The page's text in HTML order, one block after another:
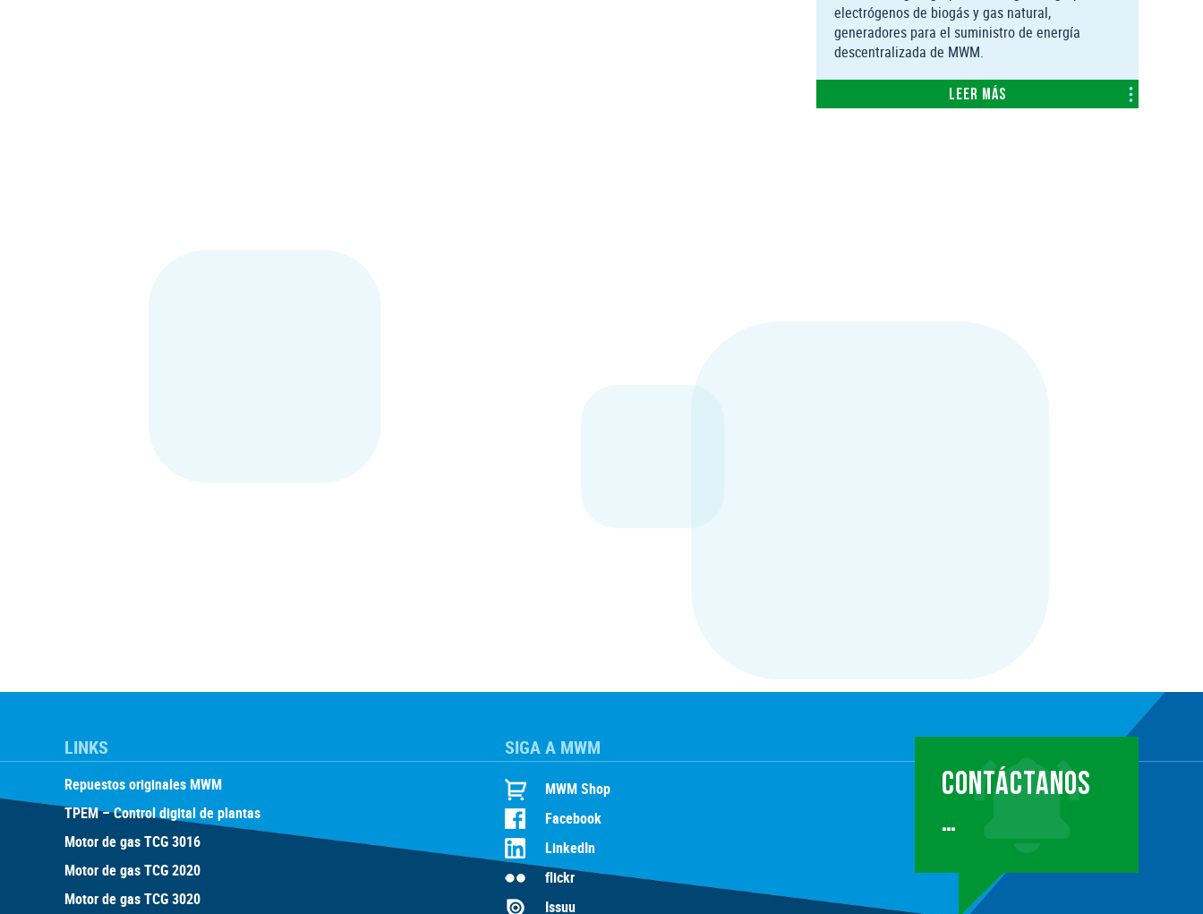
electrógenos de biogás y gas natural,
generadores para el suministro de energía
descentralizada de MWM.
Leer más
LINKS
Repuestos originales MWM
TPEM – Control digital de plantas
Motor de gas TCG 3016
Motor de gas TCG 2020
Motor de gas TCG 3020
SIGA A MWM
MWM Shop
Facebook
LinkedIn
flickr
Issuu
CONTÁCTANOS
…